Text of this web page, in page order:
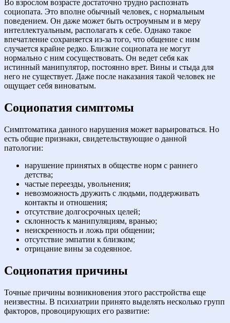
Во взрослом возрасте достаточно трудно распознать
социопата. Это вполне обычный человек, с нормальным
поведением. Он даже может быть остроумным и в меру
интеллектуальным, располагать к себе. Однако такое
впечатление сохраняется из-за того, что общение с ним
случается крайне редко. Близкие социопата не могут
нормально с ним сосуществовать. Он ведет себя как
истинный манипулятор, постоянно врет. Вины и стыда для
него не существует. Даже после наказания такой человек не
ощущает себя виноватым.
Социопатия симптомы
Симптоматика данного нарушения может варьироваться. Но
есть общие признаки, свидетельствующие о данной
патологии:
нарушение принятых в обществе норм с раннего
детства;
частые переезды, увольнения;
невозможность дружить с людьми, поддерживать
контакты и отношения;
отсутствие долгосрочных целей;
склонность к манипуляциям, вранью;
неискренность и ложь при общении;
отсутствие эмпатии к близким;
отрицание вины за содеянное.
Социопатия причины
Точные причины возникновения этого расстройства еще
неизвестны. В психиатрии принято выделять несколько групп
факторов, провоцирующих его развитие: